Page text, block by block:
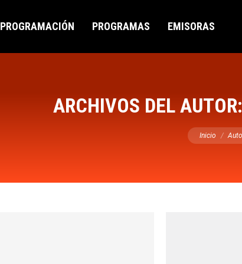
PROGRAMACIÓN PROGRAMAS EMISORAS
ARCHIVOS DEL AUTOR:
Estás aquí:
Inicio